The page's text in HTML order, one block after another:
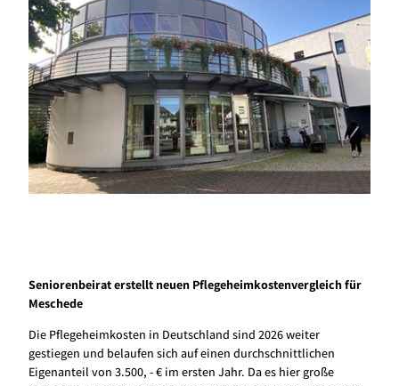
Seniorenbeirat erstellt neuen Pflegeheimkostenvergleich für
Meschede
Die Pflegeheimkosten in Deutschland sind 2026 weiter
gestiegen und belaufen sich auf einen durchschnittlichen
Eigenanteil von 3.500, - € im ersten Jahr. Da es hier große